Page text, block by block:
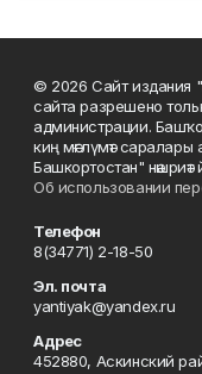
© 2026 Сайт издания
сайта разрешено
администрации.
киң мәғлүмәт
Башкортостан" нәшриәт
Об использовании
Телефон
8(34771) 2-18-50
Эл. почта
yantiyak@yandex.ru
Адрес
452880, Аскинский